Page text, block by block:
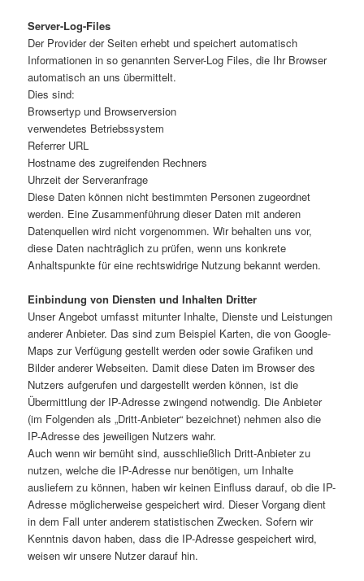
Server-Log-Files
Der Provider der Seiten erhebt und speichert automatisch
Informationen in so genannten Server-Log Files, die Ihr Browser
automatisch an uns übermittelt.
Dies sind:
Browsertyp und Browserversion
verwendetes Betriebssystem
Referrer URL
Hostname des zugreifenden Rechners
Uhrzeit der Serveranfrage
Diese Daten können nicht bestimmten Personen zugeordnet
werden. Eine Zusammenführung dieser Daten mit anderen
Datenquellen wird nicht vorgenommen. Wir behalten uns vor,
diese Daten nachträglich zu prüfen, wenn uns konkrete
Anhaltspunkte für eine rechtswidrige Nutzung bekannt werden.
Einbindung von Diensten und Inhalten Dritter
Unser Angebot umfasst mitunter Inhalte, Dienste und Leistungen
anderer Anbieter. Das sind zum Beispiel Karten, die von Google-
Maps zur Verfügung gestellt werden oder sowie Grafiken und
Bilder anderer Webseiten. Damit diese Daten im Browser des
Nutzers aufgerufen und dargestellt werden können, ist die
Übermittlung der IP-Adresse zwingend notwendig. Die Anbieter
(im Folgenden als „Dritt-Anbieter“ bezeichnet) nehmen also die
IP-Adresse des jeweiligen Nutzers wahr.
Auch wenn wir bemüht sind, ausschließlich Dritt-Anbieter zu
nutzen, welche die IP-Adresse nur benötigen, um Inhalte
ausliefern zu können, haben wir keinen Einfluss darauf, ob die IP-
Adresse möglicherweise gespeichert wird. Dieser Vorgang dient
in dem Fall unter anderem statistischen Zwecken. Sofern wir
Kenntnis davon haben, dass die IP-Adresse gespeichert wird,
weisen wir unsere Nutzer darauf hin.